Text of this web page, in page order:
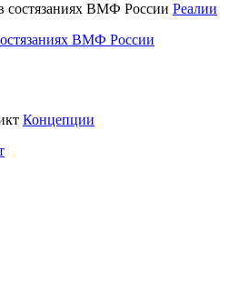
Реалии
ВМФ России
Концепции